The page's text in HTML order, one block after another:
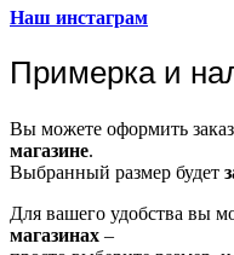
Наш инстаграм
Примерка и
Вы можете оформить
магазине.
Выбранный размер будет
Для вашего удобства вы
магазинах –